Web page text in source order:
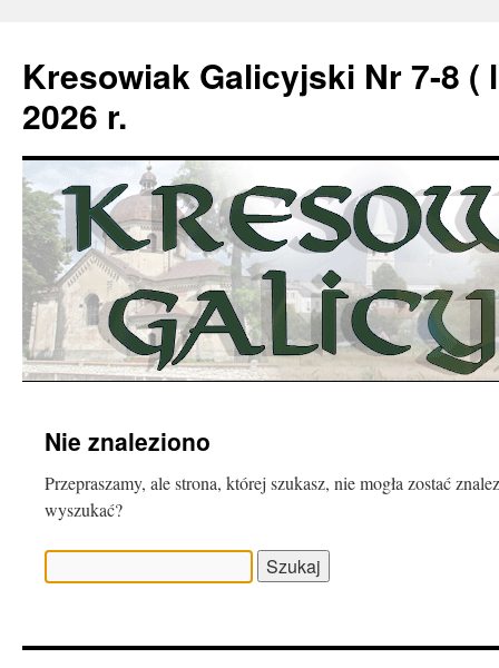
Kresowiak Galicyjski Nr 7-8 (
2026 r.
treści
Nie znaleziono
Przepraszamy, ale strona, której szukasz, nie mogła zostać
wyszukać?